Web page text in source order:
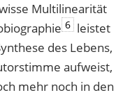
Multilinearität
6 leistet
des Lebens,
aufweist,
mehr noch in den